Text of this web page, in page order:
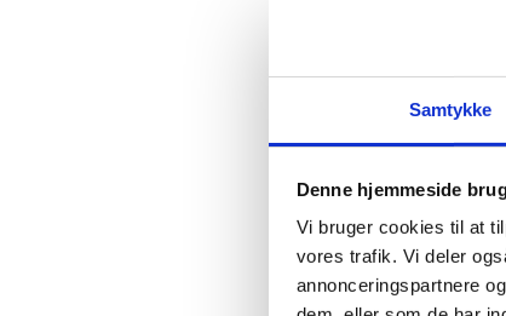
Samtykke
Denne hjemmeside
Vi bruger cookies til at
vores trafik. Vi deler
annonceringspartnere
Hvorfor skal
Når man mindes
Mennesker og
om at give de døde
folkedrabets logik:
eksisterede. Det er